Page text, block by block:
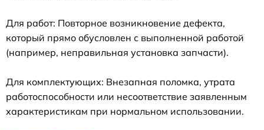
Для работ: Повторное возникновение дефекта,
который прямо обусловлен с выполненной работой
(например, неправильная установка запчасти).
Для комплектующих: Внезапная поломка, утрата
работоспособности или несоответствие заявленным
характеристикам при нормальном использовании.